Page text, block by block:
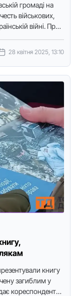
громаді на
військових,
війні. Про
28 квітня 2025, 13:10
книгу
загиблим у
коpеспондентка